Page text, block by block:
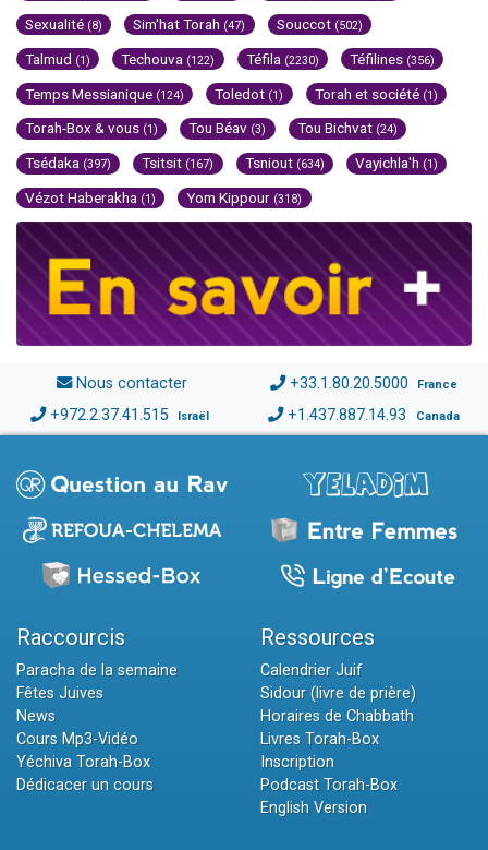
Sexualité (8) Sim'hat Torah (47) Souccot (502)
Talmud (1) Techouva (122) Téfila (2230) Téfilines (356)
Temps Messianique (124) Toledot (1) Torah et société (1)
Torah-Box & vous (1) Tou Béav (3) Tou Bichvat (24)
Tsédaka (397) Tsitsit (167) Tsniout (634) Vayichla'h (1)
Vézot Haberakha (1) Yom Kippour (318)
Nous contacter +33.1.80.20.5000 France
+972.2.37.41.515 Israël +1.437.887.14.93 Canada
Raccourcis
Paracha de la semaine
Fêtes Juives
News
Cours Mp3-Vidéo
Yéchiva Torah-Box
Dédicacer un cours
Ressources
Calendrier Juif
Sidour (livre de prière)
Horaires de Chabbath
Livres Torah-Box
Inscription
Podcast Torah-Box
English Version